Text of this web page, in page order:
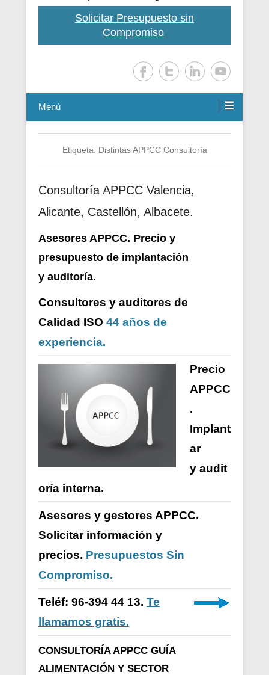
Solicitar Presupuesto sin
Compromiso
Menú
Etiqueta: Distintas APPCC Consultoría
Consultoría APPCC Valencia,
Alicante, Castellón, Albacete.
Asesores APPCC. Precio y
presupuesto de implantación
y auditoría.
Consultores y auditores de
Calidad ISO 44 años de
experiencia.
Precio
APPCC
.
Implant
ar
y audit
oría interna.
Asesores y gestores APPCC.
Solicitar información y
precios. Presupuestos Sin
Compromiso.
Teléf: 96-394 44 13. Te
llamamos gratis.
CONSULTORÍA APPCC GUÍA
ALIMENTACIÓN Y SECTOR